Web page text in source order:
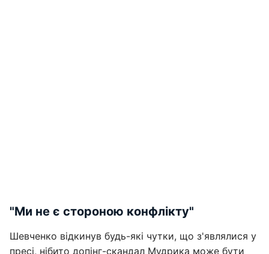
"Ми не є стороною конфлікту"
Шевченко відкинув будь-які чутки, що з'являлися у
пресі, нібито допінг-скандал Мудрика може бути